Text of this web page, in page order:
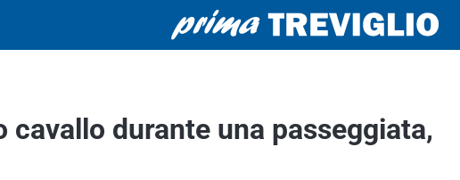
cavallo durante una passeggiata,